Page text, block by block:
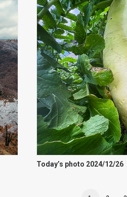
Today’s photo 2024/12/26